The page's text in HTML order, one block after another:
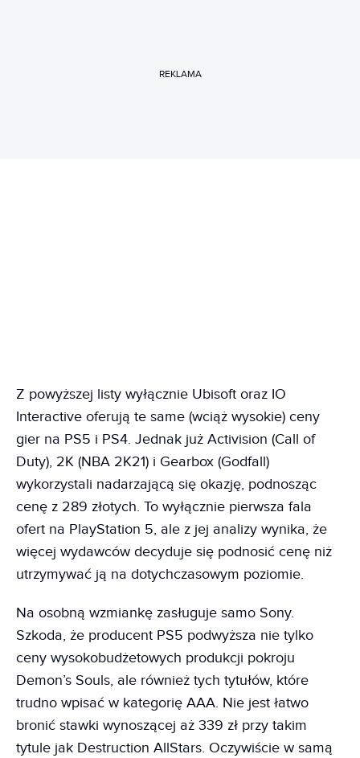
REKLAMA
Z powyższej listy wyłącznie Ubisoft oraz IO
Interactive oferują te same (wciąż wysokie) ceny
gier na PS5 i PS4. Jednak już Activision (Call of
Duty), 2K (NBA 2K21) i Gearbox (Godfall)
wykorzystali nadarzającą się okazję, podnosząc
cenę z 289 złotych. To wyłącznie pierwsza fala
ofert na PlayStation 5, ale z jej analizy wynika, że
więcej wydawców decyduje się podnosić cenę niż
utrzymywać ją na dotychczasowym poziomie.
Na osobną wzmiankę zasługuje samo Sony.
Szkoda, że producent PS5 podwyższa nie tylko
ceny wysokobudżetowych produkcji pokroju
Demon’s Souls, ale również tych tytułów, które
trudno wpisać w kategorię AAA. Nie jest łatwo
bronić stawki wynoszącej aż 339 zł przy takim
tytule jak Destruction AllStars. Oczywiście w samą